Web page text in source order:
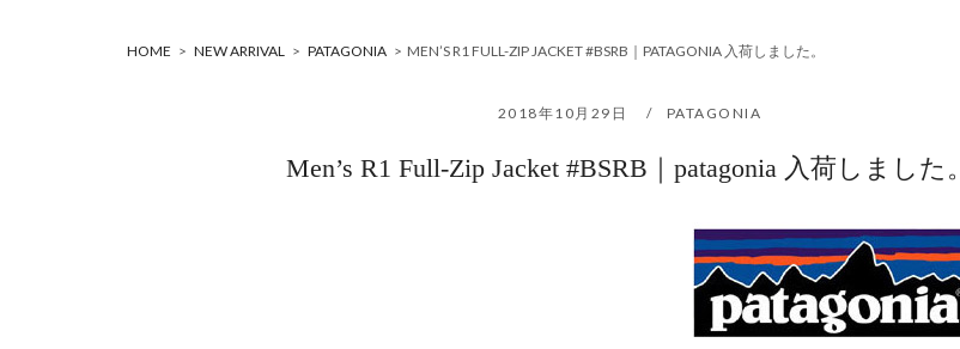
HOME > NEW ARRIVAL > PATAGONIA > MEN’S R1 FULL-ZIP JACKET #BSRB｜PATAGONIA 入荷しました。
2018年10月29日 PATAGONIA
Men’s R1 Full-Zip Jacket #BSRB｜patagonia 入荷しました。